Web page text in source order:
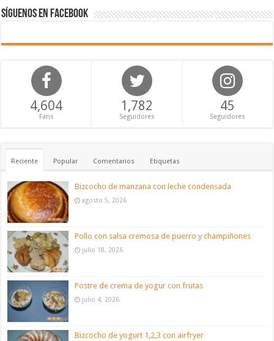
Síguenos en Facebook
4,604
Fans
1,782
Seguidores
45
Seguidores
Reciente Popular Comentarios Etiquetas
Bizcocho de manzana con leche condensada
agosto 5, 2026
Pollo con salsa cremosa de puerro y champiñones
julio 18, 2026
Postre de crema de yogur con frutas
julio 4, 2026
Bizcocho de yogurt 1,2,3 con airfryer